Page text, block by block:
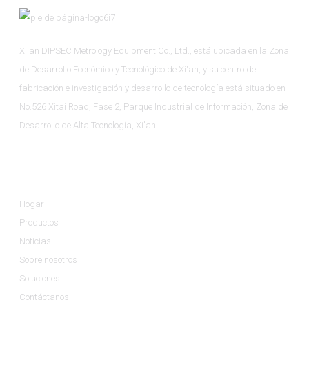
Xi'an DIPSEC Metrology Equipment Co., Ltd., está ubicada en la Zona
de Desarrollo Económico y Tecnológico de Xi'an, y su centro de
fabricación e investigación y desarrollo de tecnología está situado en
No.526 Xitai Road, Fase 2, Parque Industrial de Información, Zona de
Desarrollo de Alta Tecnología, Xi'an.
Hogar
Productos
Noticias
Sobre nosotros
Soluciones
Contáctanos